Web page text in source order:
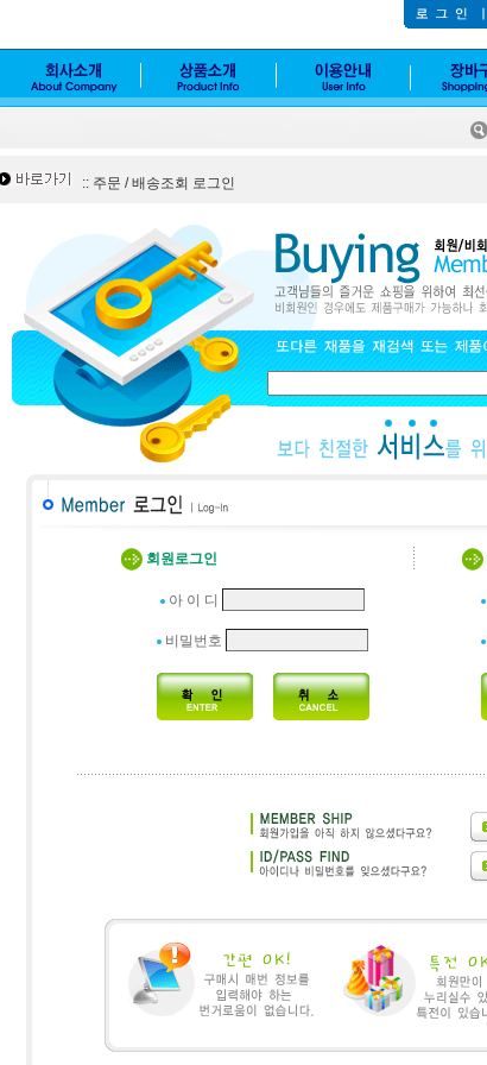
:: 주문 / 배송조회 로그인
회원로그인
아 이 디
비밀번호